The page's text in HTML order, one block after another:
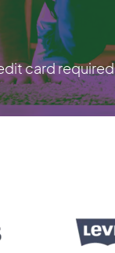
card required